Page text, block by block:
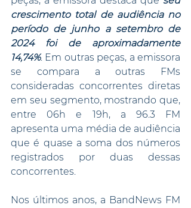
crescimento total de audiência no
período de junho a setembro de
2024 foi de aproximadamente
14,74%. Em outras peças, a emissora
se compara a outras FMs
consideradas concorrentes diretas
em seu segmento, mostrando que,
entre 06h e 19h, a 96.3 FM
apresenta uma média de audiência
que é quase a soma dos números
registrados por duas dessas
concorrentes.
Nos últimos anos, a BandNews FM